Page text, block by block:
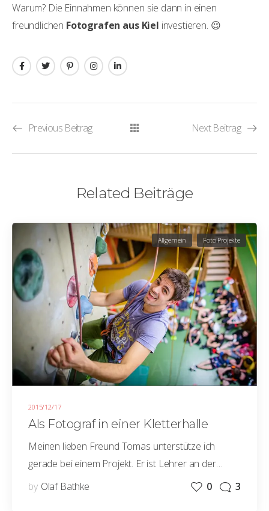
Warum? Die Einnahmen können sie dann in einen
freundlichen Fotografen aus Kiel investieren. 😉
Previous Beitrag Next Beitrag
Related Beiträge
2015/12/17
Allgemein Foto Projekte
Als Fotograf in einer Kletterhalle
Meinen lieben Freund Tomas unterstütze ich
gerade bei einem Projekt. Er ist Lehrer an der…
by Olaf Bathke 0 3